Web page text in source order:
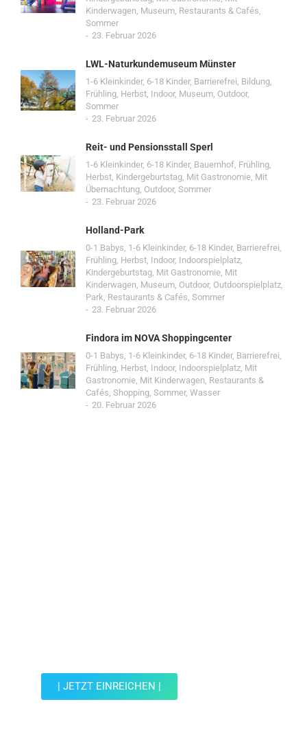
Kinderwagen, Museum, Restaurants & Cafés,
Sommer
23. Februar 2026
LWL-Naturkundemuseum Münster
1-6 Kleinkinder, 6-18 Kinder, Barrierefrei, Bildung,
Frühling, Herbst, Indoor, Museum, Outdoor,
Sommer
23. Februar 2026
Reit- und Pensionsstall Sperl
1-6 Kleinkinder, 6-18 Kinder, Bauernhof, Frühling,
Herbst, Kindergeburtstag, Mit Gastronomie, Mit
Übernachtung, Outdoor, Sommer
23. Februar 2026
Holland-Park
0-1 Babys, 1-6 Kleinkinder, 6-18 Kinder, Barrierefrei,
Frühling, Herbst, Indoor, Indoorspielplatz,
Kindergeburtstag, Mit Gastronomie, Mit
Kinderwagen, Museum, Outdoor, Outdoorspielplatz,
Park, Restaurants & Cafés, Sommer
23. Februar 2026
Findora im NOVA Shoppingcenter
0-1 Babys, 1-6 Kleinkinder, 6-18 Kinder, Barrierefrei,
Frühling, Herbst, Indoor, Indoorspielplatz, Mit
Gastronomie, Mit Kinderwagen, Restaurants &
Cafés, Shopping, Sommer, Wasser
20. Februar 2026
| JETZT EINREICHEN |